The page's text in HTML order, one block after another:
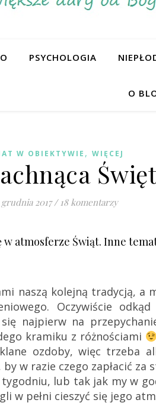
PSYCHOLOGIA
O
W OBIEKTYWIE , WIĘCEJ
grudnia 2017/ 18 komentarzy
atmosferze Świąt. Inne
naszą kolejną tradycją, a
Oczywiście
najpierw na
kramiku z różnościami
ozdoby, więc trzeba
w razie czego zapłacić za
lub tak jak my w
w pełni cieszyć się jego